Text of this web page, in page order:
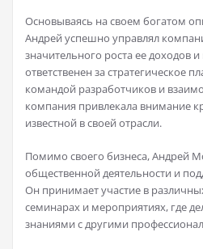
Основываясь на своем богатом
Андрей успешно управлял
значительного роста ее доходов
ответственен за стратегическое
командой разработчиков и
компания привлекала внимание
известной в своей отрасли.
Помимо своего бизнеса, Андрей
общественной деятельности и
Он принимает участие в
семинарах и мероприятиях, где
знаниями с другими